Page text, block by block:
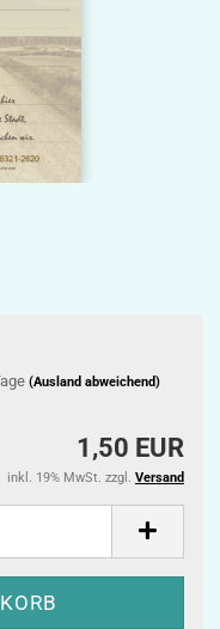
(Ausland abweichend)
1,50 EUR
inkl. 19% MwSt. zzgl. Versand